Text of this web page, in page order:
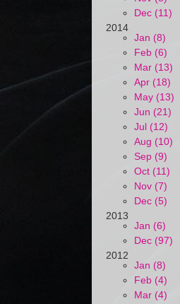
Dec (11)
2014
Jan (8)
Feb (6)
Mar (13)
Apr (18)
May (13)
Jun (21)
Jul (12)
Aug (10)
Sep (9)
Oct (11)
Nov (7)
Dec (5)
2013
Jan (6)
Dec (97)
2012
Jan (8)
Feb (4)
Mar (4)